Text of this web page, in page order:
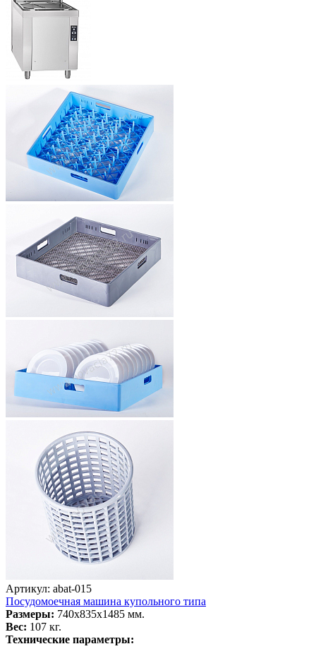
Артикул: abat-015
Посудомоечная машина купольного типа
Размеры: 740x835x1485 мм.
Вес: 107 кг.
Технические параметры: